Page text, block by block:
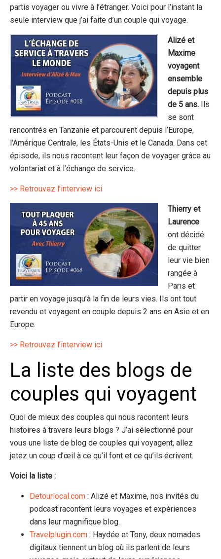
partis voyager ou vivre à l’étranger. Voici pour l’instant la
seule interview que j’ai faite d’un couple qui voyage.
Alizé et
Maxime
voyagent
ensemble
depuis plus
de 5 ans. Ils
se sont
rencontrés en Tanzanie et parcourent depuis l’Europe,
l’Amérique Centrale, les États-Unis et le Canada. Dans cet
épisode, ils nous racontent leur façon de voyager grâce au
volontariat et à l’échange de service.
>> Retrouvez l’interview ici
Thierry et
Laurence
ont décidé
de quitter
leur vie bien
rangée à
Paris et
partir en voyage jusqu’à la fin de leurs vies. Ils ont tout
revendu et voyagent en couple depuis 2 ans en Asie et en
Europe.
>> Retrouvez l’interview ici
La liste des blogs de
couples qui voyagent
Quoi de mieux des couples qui nous racontent leurs
histoires à travers leurs blogs ? J’ai sélectionné pour
vous une liste de blog de couples qui voyagent, allez
jetez un coup d’œil à ce qu’il font et ce qu’ils écrivent.
Voici la liste :
Detourlocal.com : Alizé et Maxime, nos invités du
podcast racontent leurs voyages et expériences
dans leur magnifique blog.
Travelplugin.com : Haydée et Tony, deux nomades
digitaux tiennent un blog où ils parlent de leurs